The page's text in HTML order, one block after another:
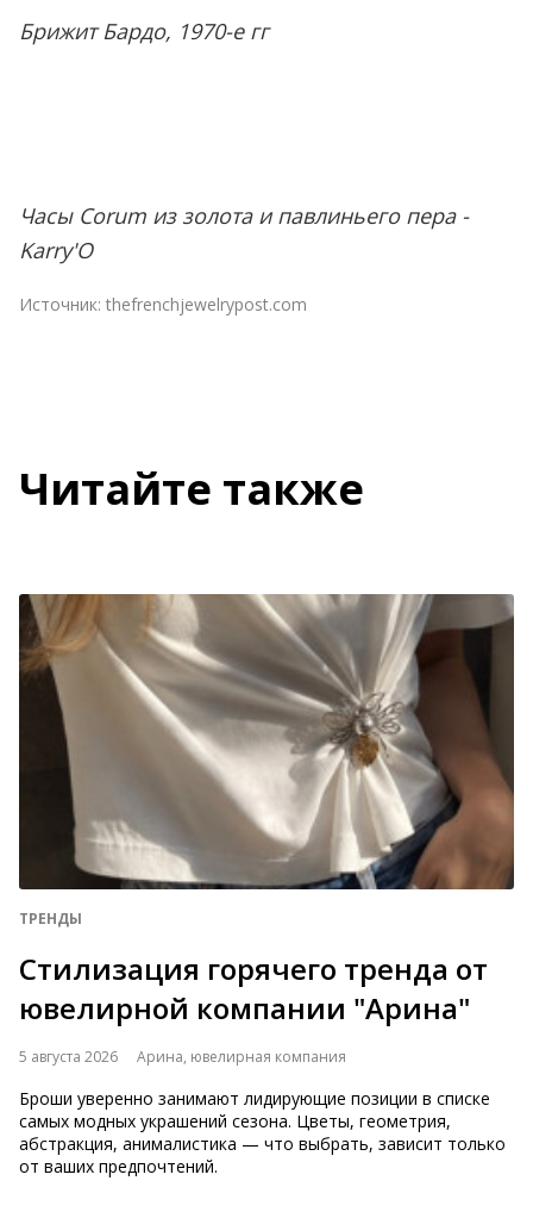
Брижит Бардо, 1970-е гг
Часы Corum из золота и павлиньего пера -
Karry'O
Источник: thefrenchjewelrypost.com
Читайте также
ТРЕНДЫ
Стилизация горячего тренда от
ювелирной компании "Арина"
5 августа 2026 Арина, ювелирная компания
Броши уверенно занимают лидирующие позиции в списке
самых модных украшений сезона. Цветы, геометрия,
абстракция, анималистика — что выбрать, зависит только
от ваших предпочтений.